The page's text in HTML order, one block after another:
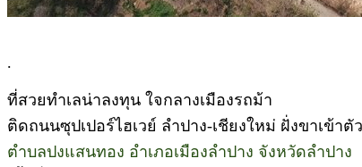
.
ที่สวยทำเลน่าลงทุน ใจกลางเมืองรถม้า
ติดถนนซุปเปอร์ไฮเวย์ ลำปาง-เชียงใหม่ ฝั่งขาเข้าตั
ตำบลปงแสนทอง อำเภอเมืองลำปาง จังหวัดลำปาง